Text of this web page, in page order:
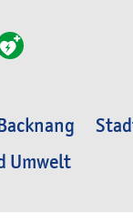
Umwelt